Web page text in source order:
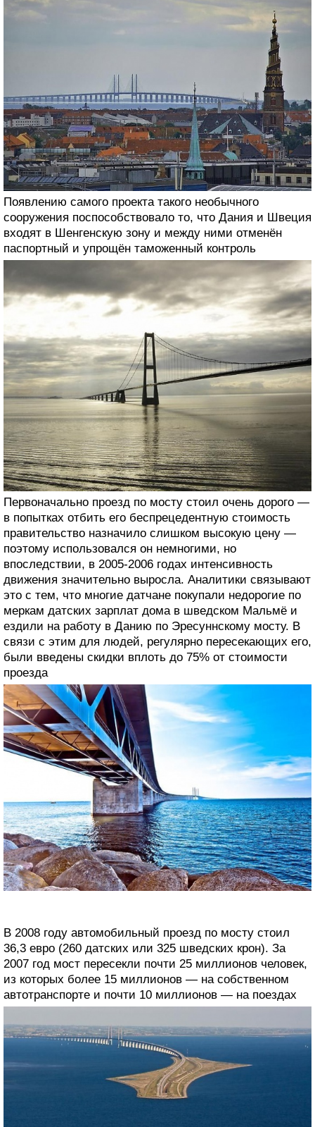
Появлению самого проекта такого необычного
сооружения поспособствовало то, что Дания и Швеция
входят в Шенгенскую зону и между ними отменён
паспортный и упрощён таможенный контроль
Первоначально проезд по мосту стоил очень дорого —
в попытках отбить его беспрецедентную стоимость
правительство назначило слишком высокую цену —
поэтому использовался он немногими, но
впоследствии, в 2005-2006 годах интенсивность
движения значительно выросла. Аналитики связывают
это с тем, что многие датчане покупали недорогие по
меркам датских зарплат дома в шведском Мальмё и
ездили на работу в Данию по Эресуннскому мосту. В
связи с этим для людей, регулярно пересекающих его,
были введены скидки вплоть до 75% от стоимости
проезда
В 2008 году автомобильный проезд по мосту стоил
36,3 евро (260 датских или 325 шведских крон). За
2007 год мост пересекли почти 25 миллионов человек,
из которых более 15 миллионов — на собственном
автотранспорте и почти 10 миллионов — на поездах